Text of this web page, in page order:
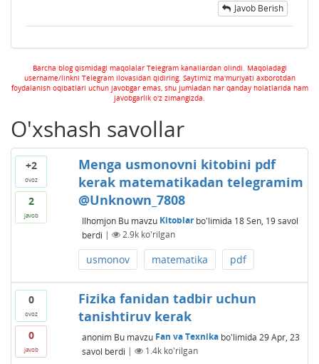
Javob Berish
Barcha blog qismidagi maqolalar Telegram kanallardan olindi. Maqoladagi
username/linkni Telegram ilovasidan qidiring. Saytimiz ma'muriyati axborotdan
foydalanish oqibatlari uchun javobgar emas, shu jumladan har qanday holatlarida ham
javobgarlik o'z zimangizda.
O'xshash savollar
+2
ovoz
2
javob
Menga usmonovni kitobini pdf
kerak matematikadan telegramim
@Unknown_7808
Ilhomjon Bu mavzu Kitoblarbo'limida 18 Sen, 19 savol
berdi | 2.9kko'rilgan
usmonov matematika pdf
0
ovoz
0
javob
Fizika fanidan tadbir uchun
tanishtiruv kerak
anonim Bu mavzu Fan va Texnikabo'limida 29 Apr, 23
savol berdi | 1.4kko'rilgan